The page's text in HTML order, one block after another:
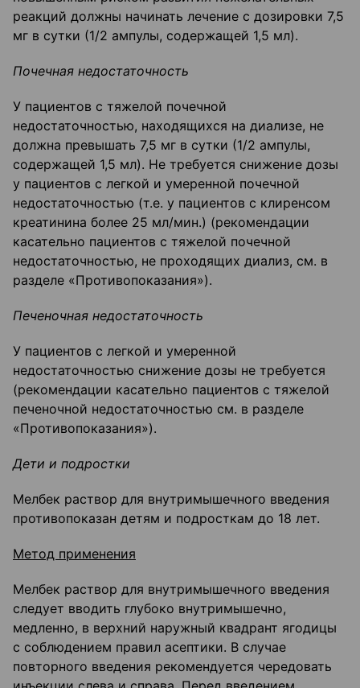
реакций должны начинать лечение с дозировки 7,5
мг в сутки (1/2 ампулы, содержащей 1,5 мл).
Почечная недостаточность
У пациентов с тяжелой почечной
недостаточностью, находящихся на диализе, не
должна превышать 7,5 мг в сутки (1/2 ампулы,
содержащей 1,5 мл). Не требуется снижение дозы
у пациентов с легкой и умеренной почечной
недостаточностью (т.е. у пациентов с клиренсом
креатинина более 25 мл/мин.) (рекомендации
касательно пациентов с тяжелой почечной
недостаточностью, не проходящих диализ, см. в
разделе «Противопоказания»).
Печеночная недостаточность
У пациентов с легкой и умеренной
недостаточностью снижение дозы не требуется
(рекомендации касательно пациентов с тяжелой
печеночной недостаточностью см. в разделе
«Противопоказания»).
Дети и подростки
Мелбек раствор для внутримышечного введения
противопоказан детям и подросткам до 18 лет.
Метод применения
Мелбек раствор для внутримышечного введения
следует вводить глубоко внутримышечно,
медленно, в верхний наружный квадрант ягодицы
с соблюдением правил асептики. В случае
повторного введения рекомендуется чередовать